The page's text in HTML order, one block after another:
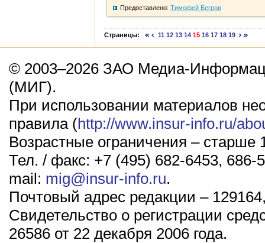
Предоставлено: Тимофей Бегров
Страницы: 11 12 13 14 15 16 17 18 19
© 2003–2026 ЗАО Медиа-
(МИГ).
При использовании материалов
правила (http://www.insur-info.ru/
Возрастные ограничения – старше
Тел. / факс: +7 (495) 682-6453, 686-
mail: mig@insur-info.ru.
Почтовый адрес редакции –
Свидетельство о регистрации
26586 от 22 декабря 2006 года.